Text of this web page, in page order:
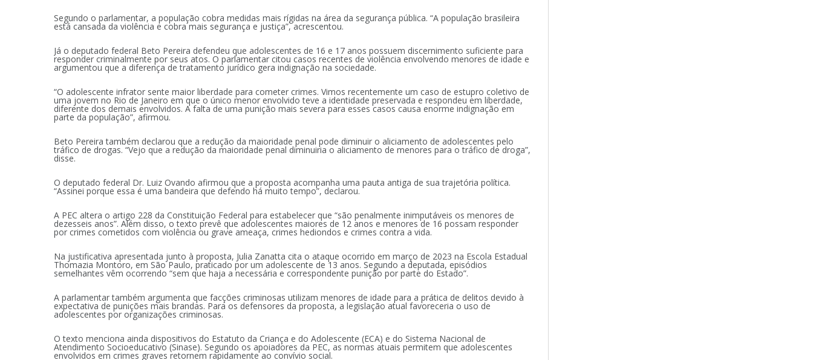
Segundo o parlamentar, a população cobra medidas mais rígidas na área da segurança pública. “A população brasileira
está cansada da violência e cobra mais segurança e justiça”, acrescentou.
Já o deputado federal Beto Pereira defendeu que adolescentes de 16 e 17 anos possuem discernimento suficiente para
responder criminalmente por seus atos. O parlamentar citou casos recentes de violência envolvendo menores de idade e
argumentou que a diferença de tratamento jurídico gera indignação na sociedade.
“O adolescente infrator sente maior liberdade para cometer crimes. Vimos recentemente um caso de estupro coletivo de
uma jovem no Rio de Janeiro em que o único menor envolvido teve a identidade preservada e respondeu em liberdade,
diferente dos demais envolvidos. A falta de uma punição mais severa para esses casos causa enorme indignação em
parte da população”, afirmou.
Beto Pereira também declarou que a redução da maioridade penal pode diminuir o aliciamento de adolescentes pelo
tráfico de drogas. “Vejo que a redução da maioridade penal diminuiria o aliciamento de menores para o tráfico de droga”,
disse.
O deputado federal Dr. Luiz Ovando afirmou que a proposta acompanha uma pauta antiga de sua trajetória política.
“Assinei porque essa é uma bandeira que defendo há muito tempo”, declarou.
A PEC altera o artigo 228 da Constituição Federal para estabelecer que “são penalmente inimputáveis os menores de
dezesseis anos”. Além disso, o texto prevê que adolescentes maiores de 12 anos e menores de 16 possam responder
por crimes cometidos com violência ou grave ameaça, crimes hediondos e crimes contra a vida.
Na justificativa apresentada junto à proposta, Julia Zanatta cita o ataque ocorrido em março de 2023 na Escola Estadual
Thomazia Montoro, em São Paulo, praticado por um adolescente de 13 anos. Segundo a deputada, episódios
semelhantes vêm ocorrendo “sem que haja a necessária e correspondente punição por parte do Estado”.
A parlamentar também argumenta que facções criminosas utilizam menores de idade para a prática de delitos devido à
expectativa de punições mais brandas. Para os defensores da proposta, a legislação atual favoreceria o uso de
adolescentes por organizações criminosas.
O texto menciona ainda dispositivos do Estatuto da Criança e do Adolescente (ECA) e do Sistema Nacional de
Atendimento Socioeducativo (Sinase). Segundo os apoiadores da PEC, as normas atuais permitem que adolescentes
envolvidos em crimes graves retornem rapidamente ao convívio social.